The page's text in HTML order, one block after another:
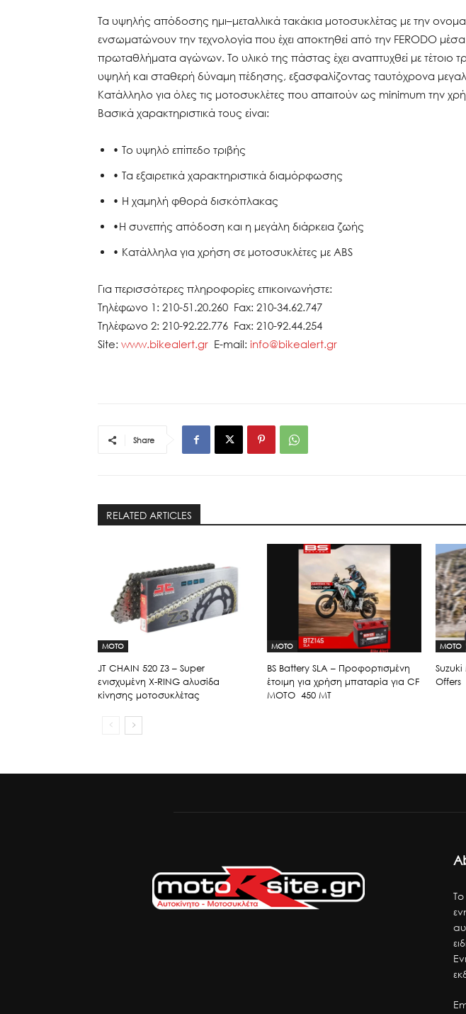
Τα υψηλής απόδοσης ημι–μεταλλικά τακάκια μοτοσυκλέτας με την
ενσωματώνουν την τεχνολογία που έχει αποκτηθεί από την FERODO
πρωταθλήματα αγώνων. Το υλικό της πάστας έχει αναπτυχθεί με τέτοιο
υψηλή και σταθερή δύναμη πέδησης, εξασφαλίζοντας ταυτόχρονα
Κατάλληλο για όλες τις μοτοσυκλέτες που απαιτούν ως minimum την
Βασικά χαρακτηριστικά τους είναι:
• Το υψηλό επίπεδο τριβής
• Τα εξαιρετικά χαρακτηριστικά διαμόρφωσης
• Η χαμηλή φθορά δισκόπλακας
•Η συνεπής απόδοση και η μεγάλη διάρκεια ζωής
• Κατάλληλα για χρήση σε μοτοσυκλέτες με ABS
Για περισσότερες πληροφορίες επικοινωνήστε:
Τηλέφωνο 1: 210-51.20.260 Fax: 210-34.62.747
Τηλέφωνο 2: 210-92.22.776 Fax: 210-92.44.254
Site: www.bikealert.gr E-mail: info@bikealert.gr
Share
RELATED ARTICLES
MOTO
JT CHAIN 520 Ζ3 – Super
ενισχυμένη X-RING αλυσίδα
κίνησης μοτοσυκλέτας
MOTO
BS Battery SLA – Προφορτισμένη
έτοιμη για χρήση μπαταρία για CF
MOTO 450 MT
MOTO
Offers